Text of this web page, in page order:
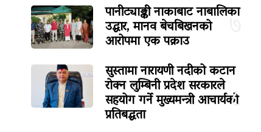
७
पानीट्याङ्की नाकाबाट नाबालिका
उद्धार, मानव बेचबिखनको
आरोपमा एक पक्राउ
८
सुस्तामा नारायणी नदीको कटान
रोक्न लुम्बिनी प्रदेश सरकारले
सहयोग गर्ने मुख्यमन्त्री आचार्यको
प्रतिबद्धता